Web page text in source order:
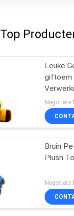
Top
Leuke
giftoem
for
Negotiate
Bruin
Plush
Negotiate